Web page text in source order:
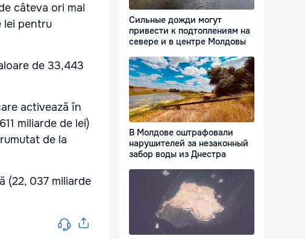
câteva ori mai
lei pentru
de 33,443
activează în
miliarde de lei)
de la
(22, 037 miliarde
Сильные дожди могут
привести к подтоплениям на
севере и в центре Молдовы
В Молдове оштрафовали
нарушителей за незаконный
забор воды из Днестра